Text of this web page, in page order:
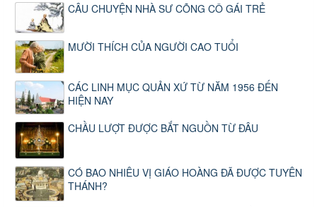
CÂU CHUYỆN NHÀ SƯ CÕNG CÔ GÁI TRẺ
MƯỜI THÍCH CỦA NGƯỜI CAO TUỔI
CÁC LINH MỤC QUẢN XỨ TỪ NĂM 1956 ĐẾN
HIỆN NAY
CHẦU LƯỢT ĐƯỢC BẮT NGUỒN TỪ ĐÂU
CÓ BAO NHIÊU VỊ GIÁO HOÀNG ĐÃ ĐƯỢC TUYÊN
THÁNH?